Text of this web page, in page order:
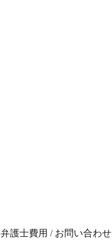
弁護士費用 / お問い合わせ